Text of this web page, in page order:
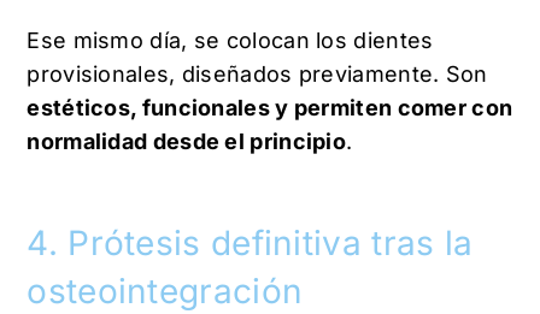
Ese mismo día, se colocan los dientes
provisionales, diseñados previamente. Son
estéticos, funcionales y permiten comer con
normalidad desde el principio.
4. Prótesis definitiva tras la
osteointegración